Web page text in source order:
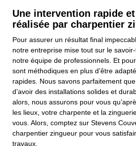
Une intervention rapide
réalisée par charpentier
Pour assurer un résultat final
notre entreprise mise tout sur le
notre équipe de professionnels. Et
sont méthodiques en plus d’être
rapides. Nous savons parfaitement
d’avoir des installations solides et
alors, nous assurons pour vous
les lieux, votre charpente et la
vous. Alors, comptez sur Stevens
charpentier zingueur pour vous
travaux.